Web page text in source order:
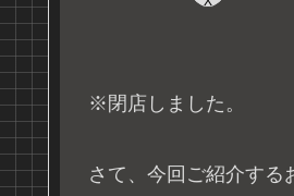
※閉店しました。
さて、今回ご紹介する